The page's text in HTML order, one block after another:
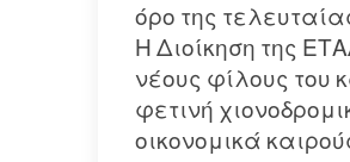
όρο της
Η Διοίκηση της
νέους φίλους του
φετινή
οικονομικά